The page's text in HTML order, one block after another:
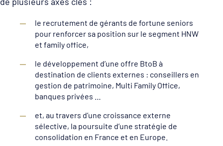
le recrutement de gérants de fortune seniors
pour renforcer sa position sur le segment HNW
et family office,
le développement d’une offre BtoB à
destination de clients externes : conseillers en
gestion de patrimoine, Multi Family Office,
banques privées …
et, au travers d’une croissance externe
sélective, la poursuite d’une stratégie de
consolidation en France et en Europe.